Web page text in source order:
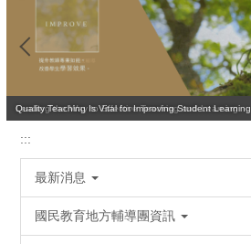
Quality Teaching Is Vital for Improving Student Learning
Leading the Way to Effective Teaching and Learning
:::
最新消息
國民教育地方輔導團資訊